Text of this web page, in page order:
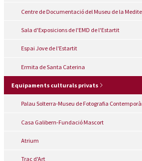
Centre de Documentació del Museu de la
Sala d'Exposicions de l'EMD de l'Estartit
Espai Jove de l'Estartit
Ermita de Santa Caterina
Equipaments culturals privats
Palau Solterra-Museu de Fotografia
Casa Galibern-Fundació Mascort
Atrium
Traç d'Art